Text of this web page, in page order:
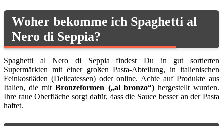
Woher bekomme ich Spaghetti al
Nero di Seppia?
Spaghetti al Nero di Seppia findest Du in gut sortierten
Supermärkten mit einer großen Pasta-Abteilung, in italienischen
Feinkostläden (Delicatessen) oder online. Achte auf Produkte aus
Italien, die mitBronzeformen („al bronzo“)hergestellt wurden.
Ihre raue Oberfläche sorgt dafür, dass die Sauce besser an der Pasta
haftet.